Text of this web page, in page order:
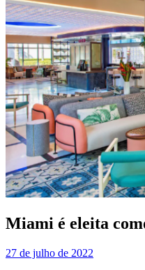
Miami é eleita
27 de julho de 2022